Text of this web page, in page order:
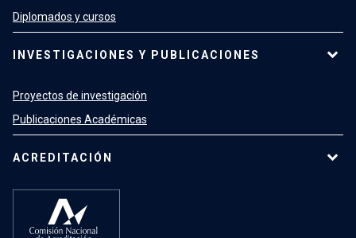
Diplomados y cursos
INVESTIGACIONES Y PUBLICACIONES
Proyectos de investigación
Publicaciones Académicas
ACREDITACIÓN